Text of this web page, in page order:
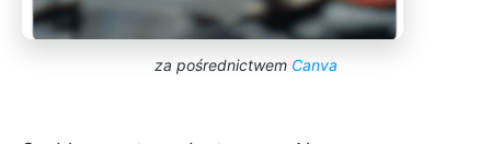
za pośrednictwem Canva